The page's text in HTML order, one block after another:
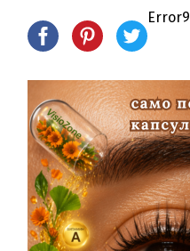
Error9